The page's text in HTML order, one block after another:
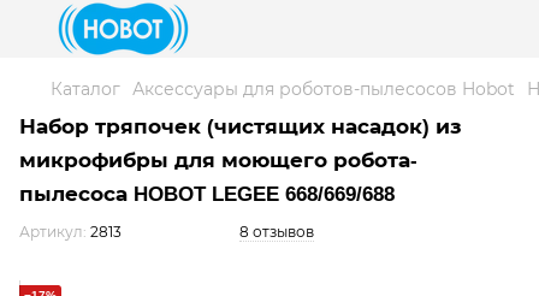
Каталог Аксессуары для роботов-пылесосов Hobot
Набор тряпочек (чистящих насадок) из
микрофибры для моющего робота-
пылесоса HOBOT LEGEE 668/669/688
Артикул: 2813 8 отзывов